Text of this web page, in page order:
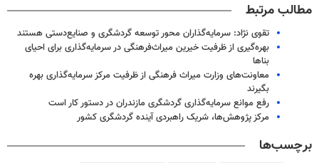
مطالب مرتبط
تقوی نژاد: سرمایه‌گذاران محور توسعه گردشگری و صنایع‌دستی هستند
بهره‌گیری از ظرفیت خیرین میراث‌فرهنگی در سرمایه‌گذاری برای احیای
بناها
معاونت‌های وزارت میراث فرهنگی از ظرفیت مرکز سرمایه‌گذاری بهره‌
بگیرند
رفع موانع سرمایه‌گذاری گردشگری مازندران در دستور کار است
مرکز پژوهش‌ها، شریک راهبردی آینده گردشگری کشور
برچسب‌ها